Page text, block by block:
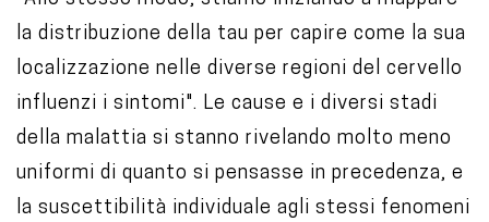
la distribuzione della tau per capire come la sua
localizzazione nelle diverse regioni del cervello
influenzi i sintomi". Le cause e i diversi stadi
della malattia si stanno rivelando molto meno
uniformi di quanto si pensasse in precedenza, e
la suscettibilità individuale agli stessi fenomeni